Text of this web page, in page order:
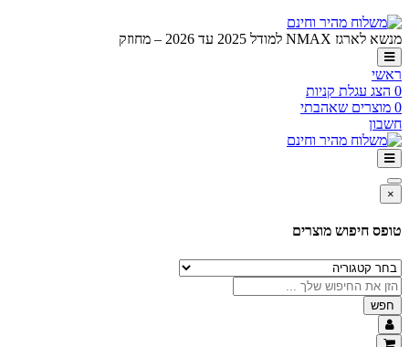
מנשא לארגז NMAX למודל 2025 עד 2026 – מחוזק
ראשי
0 הצג עגלת קניות
0 מוצרים שאהבתי
חשבון
×
טופס חיפוש מוצרים
חפש